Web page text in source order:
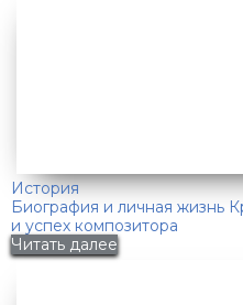
История
Биография и личная жизнь
и успех композитора
Читать далее